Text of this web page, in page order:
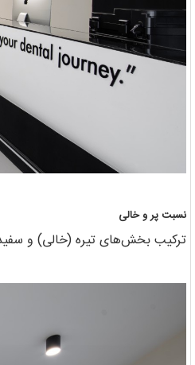
نسبت پر و خالی
ترکیب بخش‌های تیره (خالی) و